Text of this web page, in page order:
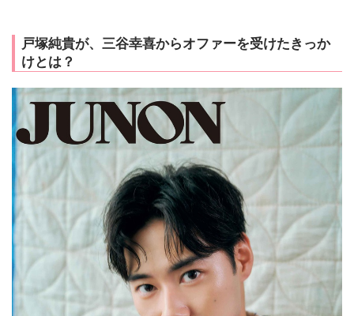
戸塚純貴が、三谷幸喜からオファーを受けたきっか
けとは？